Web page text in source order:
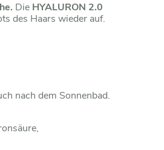
Die HYALURON 2.0
des Haars wieder auf.
nach dem Sonnenbad.